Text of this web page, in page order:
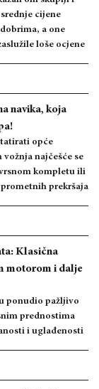
cijene
a one
loše ocjene
navika, koja
opće
najčešće se
kompletu ili
prekršaja
Klasična
motorom i dalje
ponudio pažljivo
prednostima
i uglađenosti